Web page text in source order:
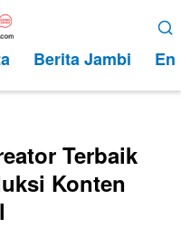
Berita Jambi
Terbaik
Konten